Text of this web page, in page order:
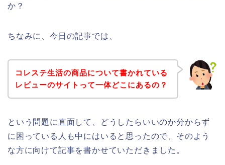
か？
ちなみに、今日の記事では、
コレステ生活の商品について書かれている
レビューのサイトって一体どこにあるの？
という問題に直面して、どうしたらいいのか分からず
に困っている人も中にはいると思ったので、そのよう
な方に向けて記事を書かせていただきました。